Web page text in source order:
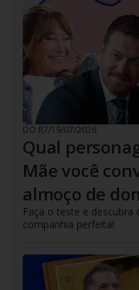
DO R7/19/07/2026
Qual
Mãe você
almoço de
Faça o teste e descubra
companhia perfeita!